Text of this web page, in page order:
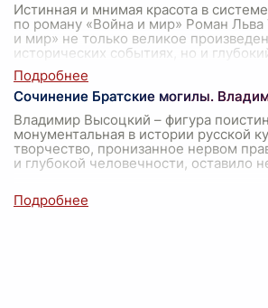
Истинная и мнимая красота в
по роману «Война и мир» Роман Льва
и мир» не только великое
исторических событиях, но и
Сочинение Братские могилы.
Владимир Высоцкий – фигура
монументальная в истории русской
творчество, пронизанное нервом
и глубокой человечности, оставило